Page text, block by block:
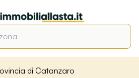
di Catanzaro